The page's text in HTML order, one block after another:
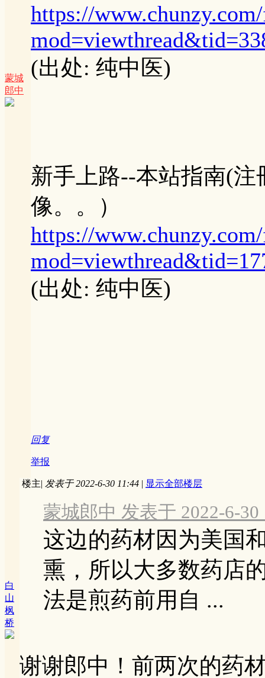
蒙城
郎中
https://
(出处: 纯中医)
新手上路--本站指南(
像。。）
https://
(出处: 纯中医)
回复
举报
白
山
枫
桥
楼主| 发表于 2022-6-30 11:44 | 显示全部楼层
蒙城郎中 发表于 2022-6-30
这边的药材因为美国
熏，所以大多数药店
法是煎药前用自 ...
谢谢郎中！前两次的药